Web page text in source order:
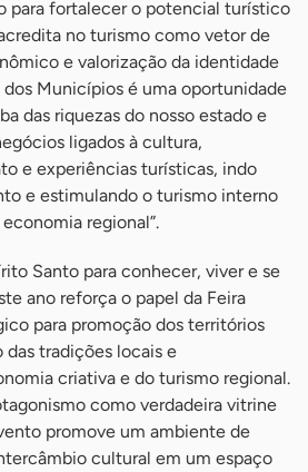
para fortalecer o potencial turístico
no turismo como vetor de
e valorização da identidade
Municípios é uma oportunidade
das riquezas do nosso estado e
ligados à cultura,
e experiências turísticas, indo
e estimulando o turismo interno
regional”.
Santo para conhecer, viver e se
ano reforça o papel da Feira
para promoção dos territórios
das tradições locais e
criativa e do turismo regional.
como verdadeira vitrine
promove um ambiente de
cultural em um espaço